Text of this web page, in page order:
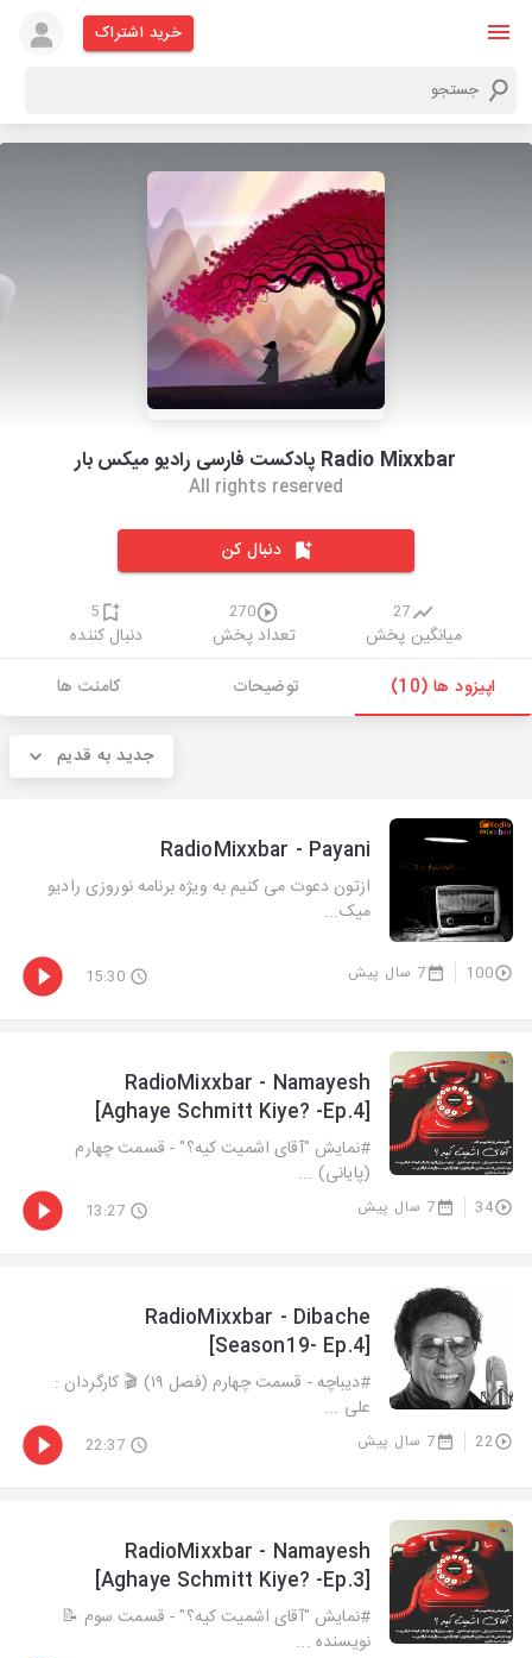
خرید اشتراک
Radio Mixxbar پادکست فارسی رادیو میکس بار
All rights reserved
دنبال کن
27
میانگین پخش
270
تعداد پخش
5
دنبال کننده
اپیزود ها (10)
توضیحات کامنت ها
جدید به قدیم
RadioMixxbar - Payani
ازتون دعوت می کنیم به ویژه برنامه نوروزی رادیو
میک...
100 7 سال پیش 15:30
RadioMixxbar - Namayesh
[Aghaye Schmitt Kiye? -Ep.4]
#نمایش "آقای اشمیت کیه؟" - قسمت چهارم
(پایانی) ...
34 7 سال پیش 13:27
RadioMixxbar - Dibache
[Season19- Ep.4]
#دیباچه - قسمت چهارم (فصل ١٩) 🎬 كارگردان :
علی ...
22 7 سال پیش 22:37
RadioMixxbar - Namayesh
[Aghaye Schmitt Kiye? -Ep.3]
#نمایش "آقای اشمیت کیه؟" - قسمت سوم 📝
نویسنده ...